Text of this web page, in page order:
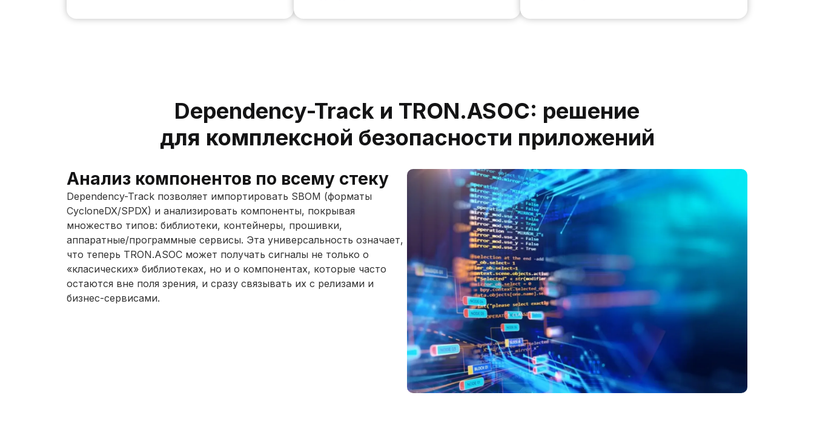
Dependency-Track и TRON.ASOC: решение
для комплексной безопасности приложений
Анализ компонентов по всему стеку
Dependency-Track позволяет импортировать SBOM (форматы
CycloneDX/SPDX) и анализировать компоненты, покрывая
множество типов: библиотеки, контейнеры, прошивки,
аппаратные/программные сервисы. Эта универсальность означает,
что теперь TRON.ASOC может получать сигналы не только о
«класических» библиотеках, но и о компонентах, которые часто
остаются вне поля зрения, и сразу связывать их с релизами и
бизнес-сервисами.